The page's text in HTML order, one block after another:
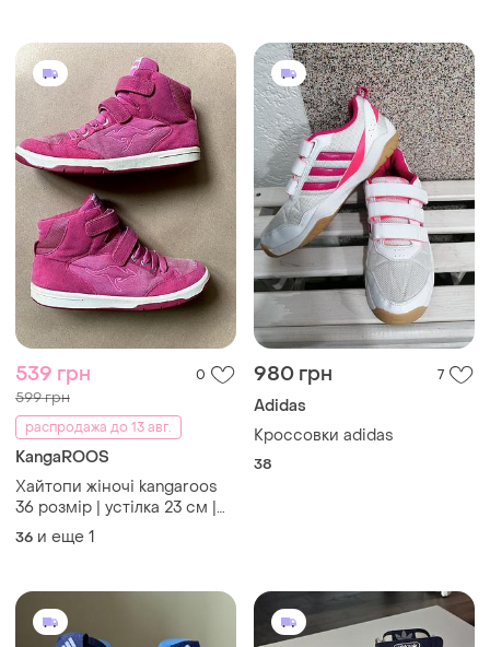
539 грн 0
599 грн
распродажа до 13 авг.
KangaROOS
Хайтопи жіночі kangaroos
36 розмір | устілка 23 см |
рожеві замшеві кросівки
36 и еще 1
980 грн 7
Adidas
Кроссовки adidas
38